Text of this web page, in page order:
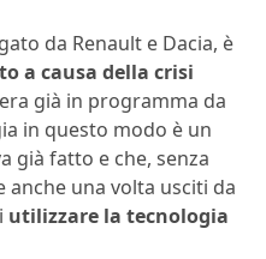
da Renault e Dacia, è
a causa della crisi
già in programma da
in questo modo è un
già fatto e che, senza
una volta usciti da
utilizzare la tecnologia